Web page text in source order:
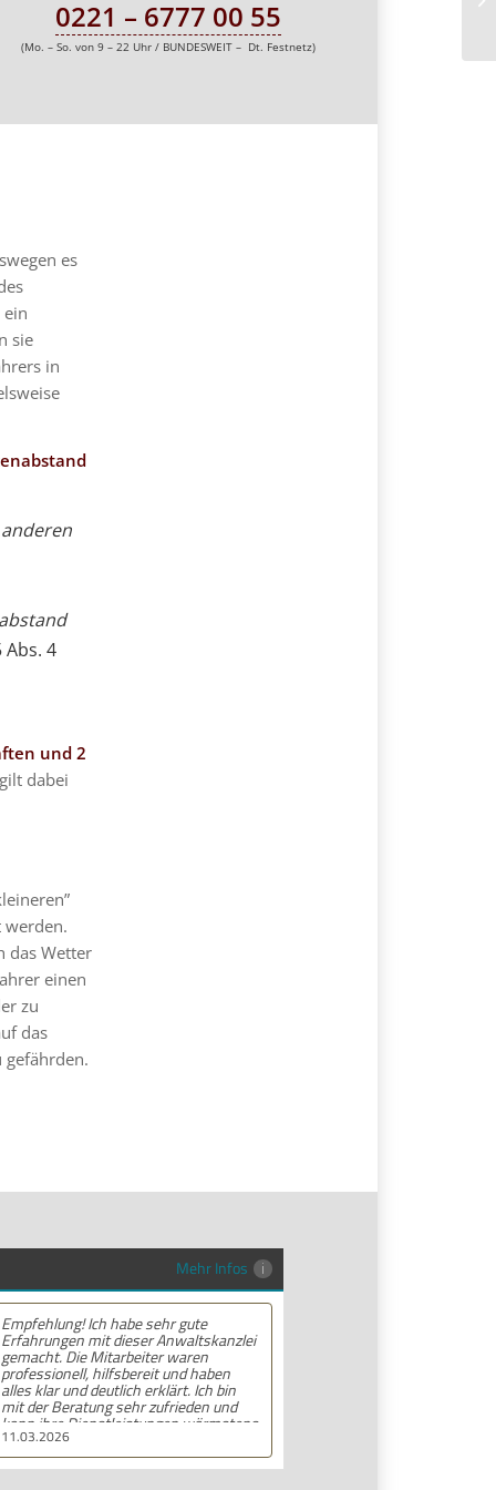
0221 – 6777 00 55
(Mo. – So. von 9 – 22 Uhr / BUNDESWEIT – Dt. Festnetz)
es
ein
sie
in
Abs. 4
und 2
dabei
werden.
das Wetter
einen
zu
das
gefährden.
Mehr Infos
11.03.2026
Empfehlung! Ich habe sehr gute
Erfahrungen mit dieser Anwaltskanzlei
gemacht. Die Mitarbeiter waren
professionell, hilfsbereit und haben
alles klar und deutlich erklärt. Ich bin
mit der Beratung sehr zufrieden und
kann ihre Dienstleistungen wärmstens
empfehlen.